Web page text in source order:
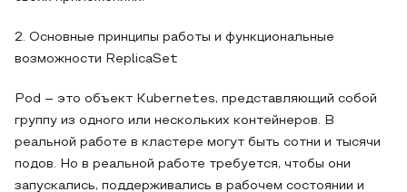
2. Основные принципы работы и функциональные
возможности ReplicaSet
Pod – это объект Kubernetes, представляющий собой
группу из одного или нескольких контейнеров. В
реальной работе в кластере могут быть сотни и тысячи
подов. Но в реальной работе требуется, чтобы они
запускались, поддерживались в рабочем состоянии и